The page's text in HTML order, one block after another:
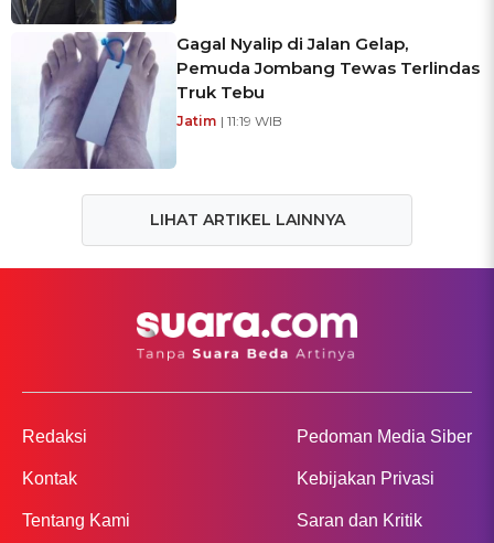
Gagal Nyalip di Jalan Gelap,
Pemuda Jombang Tewas Terlindas
Truk Tebu
Jatim | 11:19 WIB
LIHAT ARTIKEL LAINNYA
Redaksi
Kontak
Tentang Kami
Pedoman Media Siber
Kebijakan Privasi
Saran dan Kritik